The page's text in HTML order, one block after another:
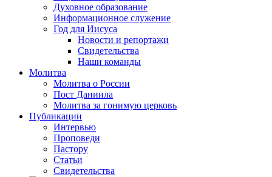
Духовное образование
Информационное служение
Год для Иисуса
Новости и репортажи
Свидетельства
Наши команды
Молитва
Молитва о России
Пост Даниила
Молитва за гонимую церковь
Публикации
Интервью
Проповеди
Пастору
Статьи
Свидетельства